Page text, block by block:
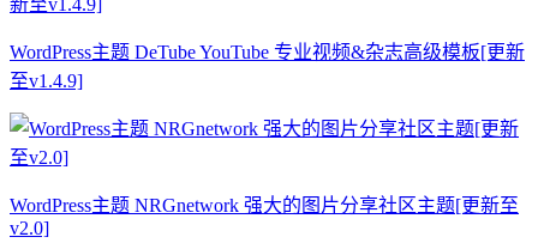
WordPress主题 DeTube YouTube 专业视频&杂志高级模板[更新
至v1.4.9]
WordPress主题 NRGnetwork 强大的图片分享社区主题[更新至
v2.0]